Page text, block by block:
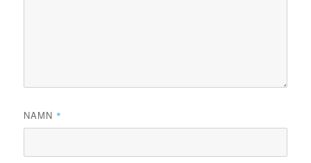
NAMN *